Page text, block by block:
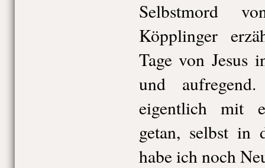
Selbstmord
Köpplinger
Tage von Jesus
und
eigentlich mit
getan, selbst in
habe ich noch